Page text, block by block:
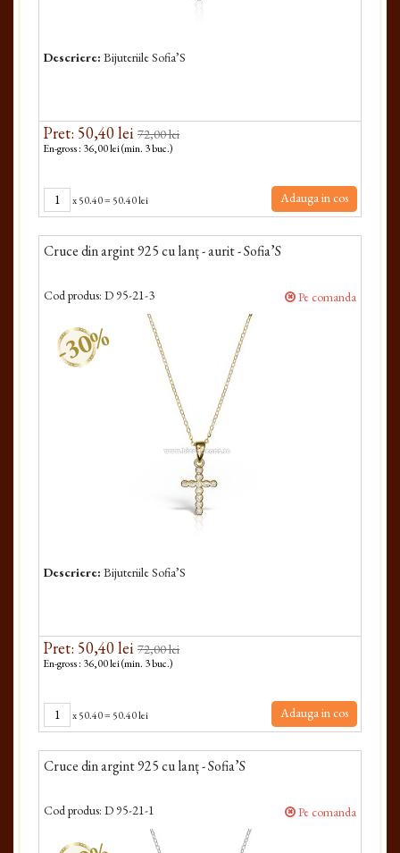
Descriere: Bijuteriile Sofia’S
Pret: 50,40 lei 72,00 lei
En-gross : 36,00 lei (min. 3 buc.)
x50.40= 50.40 lei Adauga in cos
Cruce din argint 925 cu lanț - aurit - Sofia’S
Cod produs: D 95-21-3 Pe comanda
-30%
Descriere: Bijuteriile Sofia’S
Pret: 50,40 lei 72,00 lei
En-gross : 36,00 lei (min. 3 buc.)
x50.40= 50.40 lei Adauga in cos
Cruce din argint 925 cu lanț - Sofia’S
Cod produs: D 95-21-1 Pe comanda